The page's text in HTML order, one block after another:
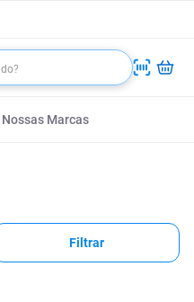
Nossas Marcas
Filtrar